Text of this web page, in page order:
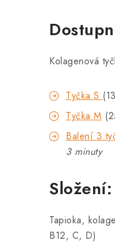
Kolagenová
Tyčka S
Tyčka M
Balení 3
3 minuty
Složení:
Tapioka,
B12, C, D)